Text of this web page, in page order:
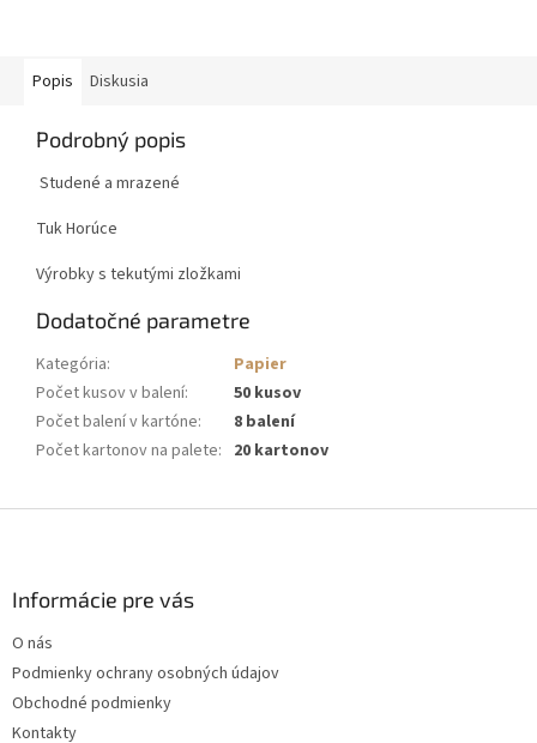
Popis
Diskusia
Podrobný popis
Studené a mrazené
TukHorúce
Výrobky s tekutými zložkami
Dodatočné parametre
Kategória:
Papier
Počet kusov v balení:
50 kusov
Počet balení v kartóne:
8 balení
Počet kartonov na palete: 20 kartonov
Informácie pre vás
O nás
Podmienky ochrany osobných údajov
Obchodné podmienky
Kontakty